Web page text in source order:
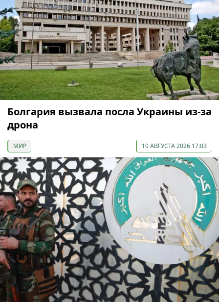
Болгария вызвала посла Украины из-за
дрона
МИР 10 АВГУСТА 2026 17:03